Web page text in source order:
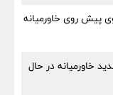
تمام می‌شود؟ ۳ سناریوی پیش روی خاورمیانه
خاورمیانه در حال